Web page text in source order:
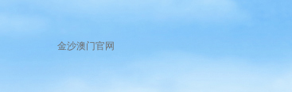
金沙澳门官网